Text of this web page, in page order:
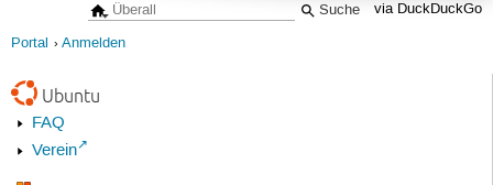
via DuckDuckGo
Portal Anmelden
Ubuntu
FAQ
Verein